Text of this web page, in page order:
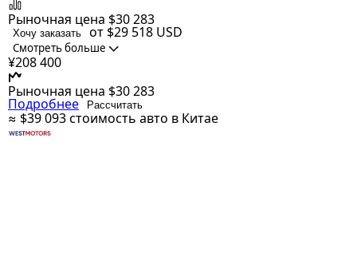
Рыночная цена $30 283
Хочу заказать от $29 518 USD
Смотреть больше
¥208 400
Рыночная цена $30 283
Подробнее Рассчитать
≈ $39 093стоимость авто в Китае